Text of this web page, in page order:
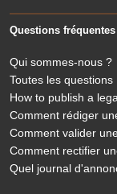
Questions fréquentes
Qui sommes-nous ?
Toutes les questions
How to publish a
Comment rédiger
Comment valider
Comment rectifier
Quel journal